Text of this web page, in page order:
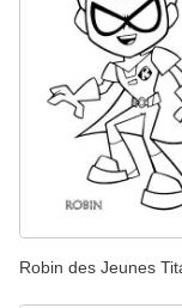
Robin des Jeunes